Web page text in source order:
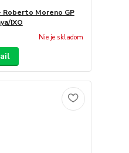
Roberto Moreno GP
IXO
Nie je skladom